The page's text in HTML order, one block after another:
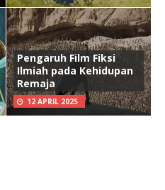
Pengaruh Film Fiksi
Ilmiah pada Kehidupan
Remaja
12 APRIL 2025